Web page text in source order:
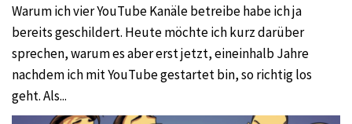
Warum ich vier YouTube Kanäle betreibe habe ich ja
bereits geschildert. Heute möchte ich kurz darüber
sprechen, warum es aber erst jetzt, eineinhalb Jahre
nachdem ich mit YouTube gestartet bin, so richtig los
geht. Als...